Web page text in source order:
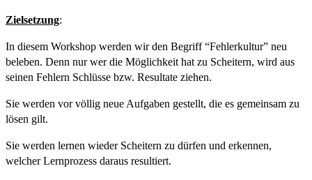
Zielsetzung:
In diesem Workshop werden wir den Begriff “Fehlerkultur” neu
beleben. Denn nur wer die Möglichkeit hat zu Scheitern, wird aus
seinen Fehlern Schlüsse bzw. Resultate ziehen.
Sie werden vor völlig neue Aufgaben gestellt, die es gemeinsam zu
lösen gilt.
Sie werden lernen wieder Scheitern zu dürfen und erkennen,
welcher Lernprozess daraus resultiert.